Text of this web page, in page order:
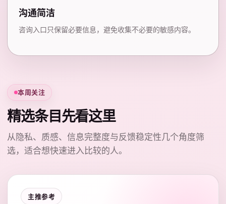
沟通简洁
咨询入口只保留必要信息，避免收集不必要的敏感内容。
本周关注
精选条目先看这里
从隐私、质感、信息完整度与反馈稳定性几个角度筛
选，适合想快速进入比较的人。
主推参考